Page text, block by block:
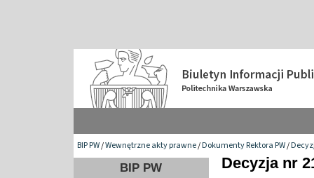
BIP PW/Wewnętrzne akty prawne/Dokumenty Rektora PW/
BIP PW Decyzja nr